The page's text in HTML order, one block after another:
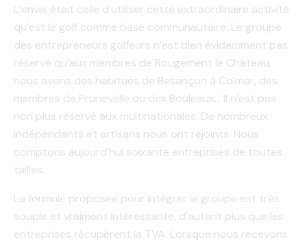
L’envie était celle d’utiliser cette extraordinaire activité
qu’est le golf comme base communautaire. Le groupe
des entrepreneurs golfeurs n’est bien évidemment pas
réservé qu’aux membres de Rougement le Château,
nous avons des habitués de Besançon à Colmar, des
membres de Prunevelle ou des Bouleaux… Il n’est pas
non plus réservé aux multinationales. De nombreux
indépendants et artisans nous ont rejoints. Nous
comptons aujourd’hui soixante entreprises de toutes
tailles.
La formule proposée pour intégrer le groupe est très
souple et vraiment intéressante, d’autant plus que les
entreprises récupèrent la TVA. Lorsque nous recevons